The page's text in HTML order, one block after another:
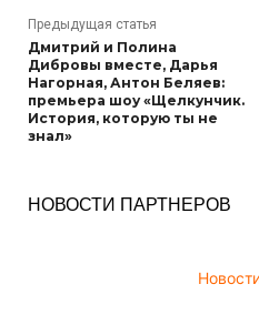
Предыдущая статья
Дмитрий и Полина
Дибровы вместе, Дарья
Нагорная, Антон Беляев:
премьера шоу «Щелкунчик.
История, которую ты не
знал»
НОВОСТИ ПАРТНЕРОВ